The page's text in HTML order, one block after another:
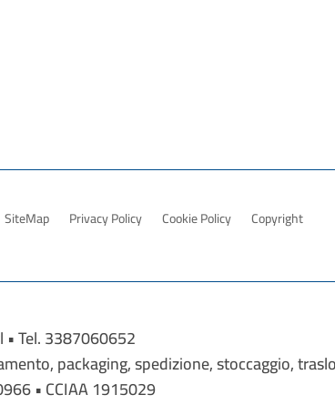
SiteMap Privacy Policy Cookie Policy Copyright
• Tel. 3387060652
packaging, spedizione, stoccaggio,
• CCIAA 1915029